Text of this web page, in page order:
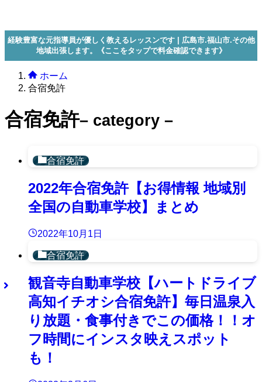
経験豊富な元指導員が優しく教えるレッスンです | 広島市.福山市.その他
地域出張します。《ここをタップで料金確認できます》
ホーム
合宿免許
合宿免許– category –
合宿免許
2022年合宿免許【お得情報 地域別
全国の自動車学校】まとめ
2022年10月1日
合宿免許
観音寺自動車学校【ハートドライブ
高知イチオシ合宿免許】毎日温泉入
り放題・食事付きでこの価格！！オ
フ時間にインスタ映えスポット
も！